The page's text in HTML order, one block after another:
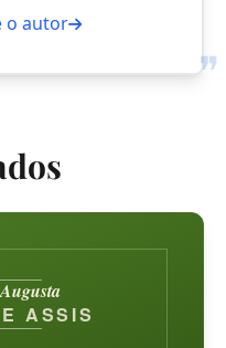
❞
o autor
ASSIS